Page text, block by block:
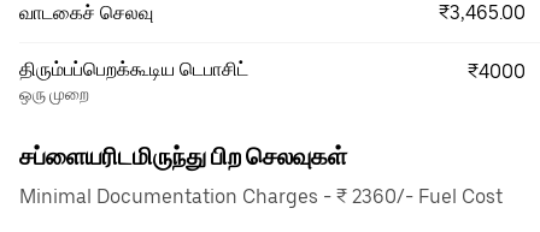
வாடகைச் செலவு ₹3,465.00
திரும்பப்பெறக்கூடிய டெபாசிட்
ஒரு முறை
₹4000
சப்ளையரிடமிருந்து பிற செலவுகள்
Minimal Documentation Charges - ₹ 2360/- Fuel Cost